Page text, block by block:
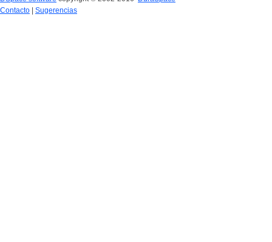
Contacto
Sugerencias